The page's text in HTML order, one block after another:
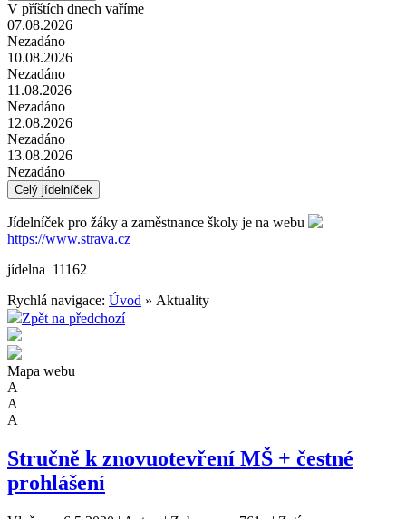
V příštích dnech vaříme
07.08.2026
Nezadáno
10.08.2026
Nezadáno
11.08.2026
Nezadáno
12.08.2026
Nezadáno
13.08.2026
Nezadáno
Celý jídelníček
Jídelníček pro žáky a zaměstnance školy je na webu
https://www.strava.cz
jídelna 11162
Rychlá navigace: Úvod » Aktuality
Zpět na předchozí
Mapa webu
A
A
A
Stručně k znovuotevření MŠ + čestné
prohlášení